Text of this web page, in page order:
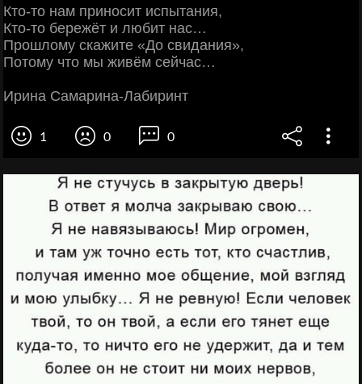
Кто-то нам приносит испытания,
Кто-то бережёт и любит нас…
Прошлому скажите «До свидания»,
Потому что мы живём сейчас…
Ирина Самарина-Лабиринт
1 0 0